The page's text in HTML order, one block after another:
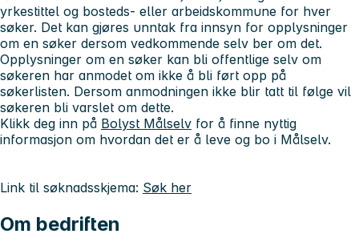
yrkestittel og bosteds- eller arbeidskommune for hver
søker. Det kan gjøres unntak fra innsyn for opplysninger
om en søker dersom vedkommende selv ber om det.
Opplysninger om en søker kan bli offentlige selv om
søkeren har anmodet om ikke å bli ført opp på
søkerlisten. Dersom anmodningen ikke blir tatt til følge vil
søkeren bli varslet om dette.
Klikk deg inn på Bolyst Målselv for å finne nyttig
informasjon om hvordan det er å leve og bo i Målselv.
Link til søknadsskjema: Søk her
Om bedriften